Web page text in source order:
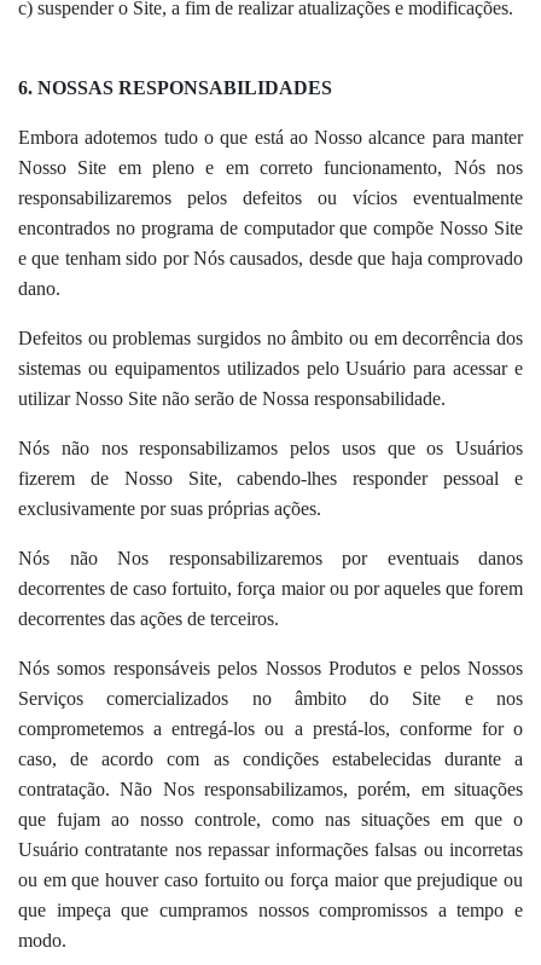
c) suspender o Site, a fim de realizar atualizações e modificações.
6. NOSSAS RESPONSABILIDADES
Embora adotemos tudo o que está ao Nosso alcance para manter
Nosso Site em pleno e em correto funcionamento, Nós nos
responsabilizaremos pelos defeitos ou vícios eventualmente
encontrados no programa de computador que compõe Nosso Site
e que tenham sido por Nós causados, desde que haja comprovado
dano.
Defeitos ou problemas surgidos no âmbito ou em decorrência dos
sistemas ou equipamentos utilizados pelo Usuário para acessar e
utilizar Nosso Site não serão de Nossa responsabilidade.
Nós não nos responsabilizamos pelos usos que os Usuários
fizerem de Nosso Site, cabendo-lhes responder pessoal e
exclusivamente por suas próprias ações.
Nós não Nos responsabilizaremos por eventuais danos
decorrentes de caso fortuito, força maior ou por aqueles que forem
decorrentes das ações de terceiros.
Nós somos responsáveis pelos Nossos Produtos e pelos Nossos
Serviços comercializados no âmbito do Site e nos
comprometemos a entregá-los ou a prestá-los, conforme for o
caso, de acordo com as condições estabelecidas durante a
contratação. Não Nos responsabilizamos, porém, em situações
que fujam ao nosso controle, como nas situações em que o
Usuário contratante nos repassar informações falsas ou incorretas
ou em que houver caso fortuito ou força maior que prejudique ou
que impeça que cumpramos nossos compromissos a tempo e
modo.